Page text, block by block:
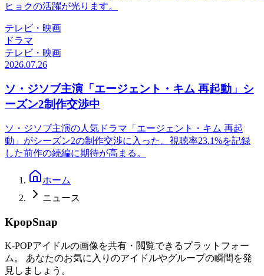
ヒョクの活躍が光ります。
テレビ・映画
ドラマ
テレビ・映画
2026.07.26
ソ・ジソブ主演「エージェント・キム 再起動」シ
ーズン2制作交渉中
ソ・ジソブ主演の人気ドラマ「エージェント・キム 再起
動」がシーズン2の制作交渉に入った。視聴率23.1%を記録
した前作の続編に期待が高まる。
ホーム
ニュース
KpopSnap
K-POPアイドルの画像を共有・閲覧できるプラットフォー
ム。 あなたのお気に入りのアイドルやグループの瞬間を発
見しましょう。